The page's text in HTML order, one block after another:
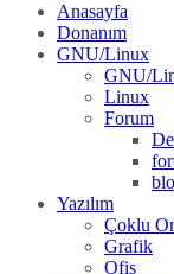
Anasayfa
Donanım
GNU/Linux
GNU/
Linux
Forum
Yazılım
Çoklu
Grafik
Ofis